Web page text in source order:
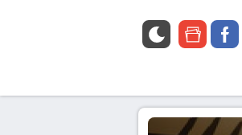
google